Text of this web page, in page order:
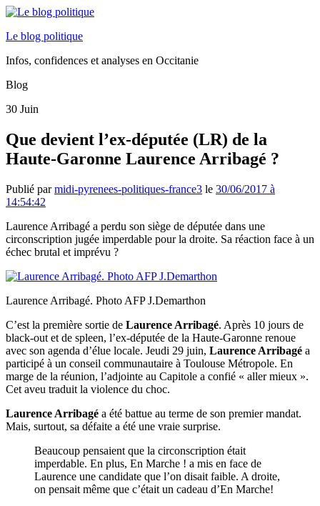
Le blog politique
Infos, confidences et analyses en Occitanie
Blog
30 Juin
Que devient l’ex-députée (LR) de la
Haute-Garonne Laurence Arribagé ?
Publié parmidi-pyrenees-politiques-france3 le 30/06/2017 à
14:54:42
Laurence Arribagé a perdu son siège de députée dans une
circonscription jugée imperdable pour la droite. Sa réaction face à un
échec brutal et imprévu ?
Laurence Arribagé. Photo AFP J.Demarthon
C’est la première sortie de Laurence Arribagé. Après 10 jours de
black-out et de spleen, l’ex-députée de la Haute-Garonne renoue
avec son agenda d’élue locale. Jeudi 29 juin, Laurence Arribagé a
participé à un conseil communautaire à Toulouse Métropole. En
marge de la réunion, l’adjointe au Capitole a confié « aller mieux ».
Cet aveu traduit la violence du choc.
Laurence Arribagé a été battue au terme de son premier mandat.
Mais, surtout, sa défaite a été une vraie surprise.
Beaucoup pensaient que la circonscription était
imperdable. En plus, En Marche ! a mis en face de
Laurence une candidate que l’on disait faible. A droite,
on pensait même que c’était un cadeau d’En Marche!